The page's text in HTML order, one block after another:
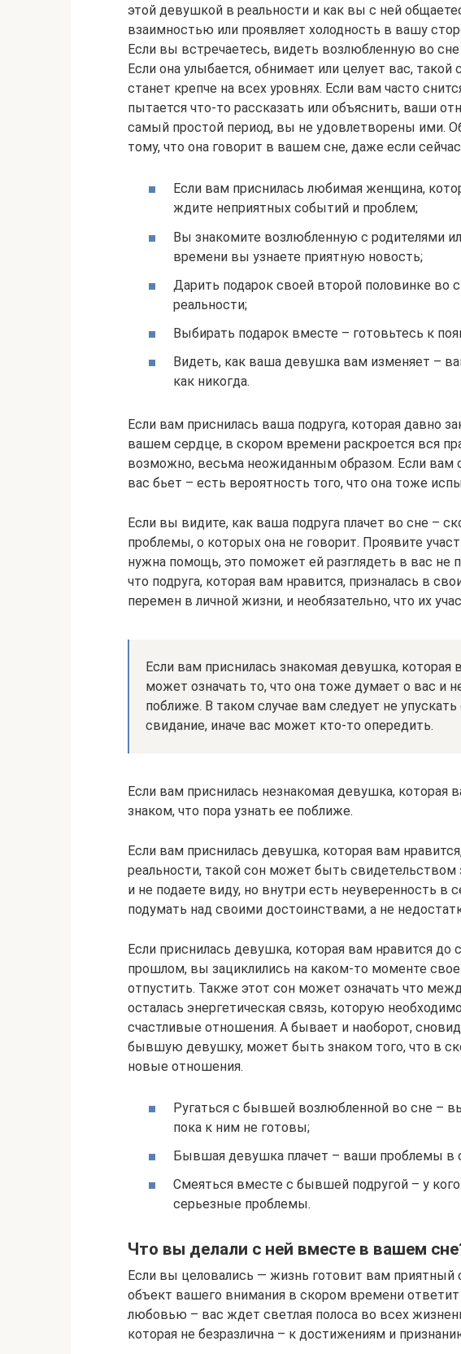
этой девушкой в реальности и как вы с ней
взаимностью или проявляет холодность в вашу
Если вы встречаетесь, видеть возлюбленную во
Если она улыбается, обнимает или целует вас,
станет крепче на всех уровнях. Если вам часто
пытается что-то рассказать или объяснить, ваши
самый простой период, вы не удовлетворены ими.
тому, что она говорит в вашем сне, даже если
Если вам приснилась любимая женщина,
ждите неприятных событий и проблем;
Вы знакомите возлюбленную с родителями
времени вы узнаете приятную новость;
Дарить подарок своей второй половинке во
реальности;
Выбирать подарок вместе – готовьтесь к
Видеть, как ваша девушка вам изменяет –
как никогда.
Если вам приснилась ваша подруга, которая давно
вашем сердце, в скором времени раскроется вся
возможно, весьма неожиданным образом. Если вам
вас бьет – есть вероятность того, что она тоже
Если вы видите, как ваша подруга плачет во сне –
проблемы, о которых она не говорит. Проявите
нужна помощь, это поможет ей разглядеть в вас не
что подруга, которая вам нравится, призналась в
перемен в личной жизни, и необязательно, что их
Если вам приснилась знакомая девушка, которая
может означать то, что она тоже думает о вас и
поближе. В таком случае вам следует не
свидание, иначе вас может кто-то опередить.
Если вам приснилась незнакомая девушка, которая
знаком, что пора узнать ее поближе.
Если вам приснилась девушка, которая вам
реальности, такой сон может быть
и не подаете виду, но внутри есть неуверенность в
подумать над своими достоинствами, а не
Если приснилась девушка, которая вам нравится
прошлом, вы зациклились на каком-то моменте
отпустить. Также этот сон может означать что
осталась энергетическая связь, которую
счастливые отношения. А бывает и наоборот,
бывшую девушку, может быть знаком того, что в
новые отношения.
Ругаться с бывшей возлюбленной во сне –
пока к ним не готовы;
Бывшая девушка плачет – ваши проблемы в
Смеяться вместе с бывшей подругой – у
серьезные проблемы.
Что вы делали с ней вместе в вашем
Если вы целовались — жизнь готовит вам приятный
объект вашего внимания в скором времени
любовью – вас ждет светлая полоса во всех
которая не безразлична – к достижениям и